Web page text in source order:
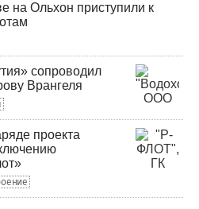
на Ольхон приступили к
сопроводил
Врангеля
проекта